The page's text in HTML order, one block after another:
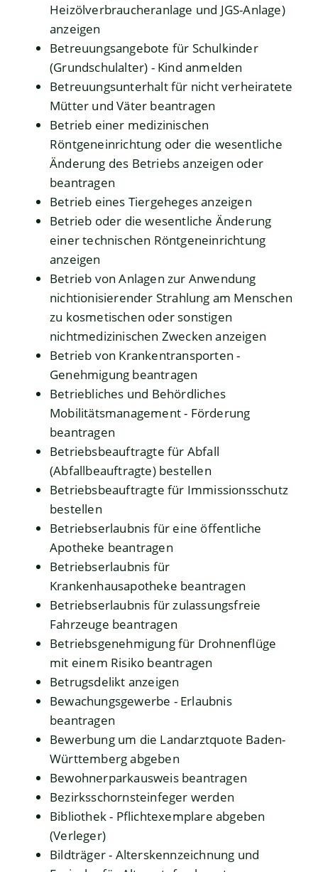
Heizölverbraucheranlage und JGS-Anlage)
anzeigen
Betreuungsangebote für Schulkinder
(Grundschulalter) - Kind anmelden
Betreuungsunterhalt für nicht verheiratete
Mütter und Väter beantragen
Betrieb einer medizinischen
Röntgeneinrichtung oder die wesentliche
Änderung des Betriebs anzeigen oder
beantragen
Betrieb eines Tiergeheges anzeigen
Betrieb oder die wesentliche Änderung
einer technischen Röntgeneinrichtung
anzeigen
Betrieb von Anlagen zur Anwendung
nichtionisierender Strahlung am Menschen
zu kosmetischen oder sonstigen
nichtmedizinischen Zwecken anzeigen
Betrieb von Krankentransporten -
Genehmigung beantragen
Betriebliches und Behördliches
Mobilitätsmanagement - Förderung
beantragen
Betriebsbeauftragte für Abfall
(Abfallbeauftragte) bestellen
Betriebsbeauftragte für Immissionsschutz
bestellen
Betriebserlaubnis für eine öffentliche
Apotheke beantragen
Betriebserlaubnis für
Krankenhausapotheke beantragen
Betriebserlaubnis für zulassungsfreie
Fahrzeuge beantragen
Betriebsgenehmigung für Drohnenflüge
mit einem Risiko beantragen
Betrugsdelikt anzeigen
Bewachungsgewerbe - Erlaubnis
beantragen
Bewerbung um die Landarztquote Baden-
Württemberg abgeben
Bewohnerparkausweis beantragen
Bezirksschornsteinfeger werden
Bibliothek - Pflichtexemplare abgeben
(Verleger)
Bildträger - Alterskennzeichnung und